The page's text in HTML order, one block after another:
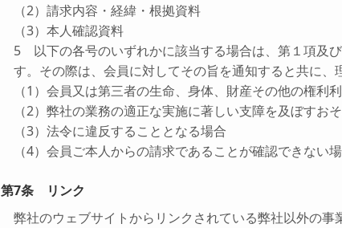
（2）請求内容・経緯・根拠資料
（3）本人確認資料
5 以下の各号のいずれかに該当する場合は、第１項及
す。その際は、会員に対してその旨を通知すると共に、
（1）会員又は第三者の生命、身体、財産その他の権利
（2）弊社の業務の適正な実施に著しい支障を及ぼすお
（3）法令に違反することとなる場合
（4）会員ご本人からの請求であることが確認できない
第7条 リンク
弊社のウェブサイトからリンクされている弊社以外の